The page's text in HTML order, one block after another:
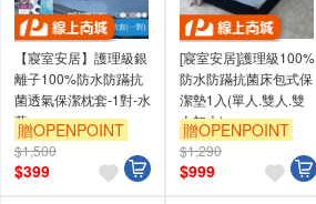
【寢室安居】護理級銀
離子100%防水防蹣抗
菌透氣保潔枕套-1對-水
藍贈OPENPOINT
$1,500
$399
[寢室安居]護理級100%
防水防蹣抗菌床包式保
潔墊1入(單人.雙人.雙
人加大)
贈OPENPOINT
$1,290
$999